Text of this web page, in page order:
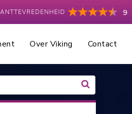
9
Over Viking Contact